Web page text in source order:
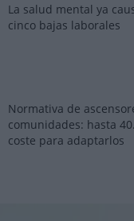
La salud mental ya
cinco bajas laborales
Normativa de
comunidades: hasta
coste para adaptarlos